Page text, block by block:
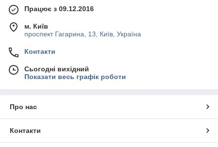
Працює з 09.12.2016
м. Київ
проспект Гагарина, 13, Київ, Україна
Контакти
Сьогодні вихідний
Показати весь графік роботи
Про нас
Контакти